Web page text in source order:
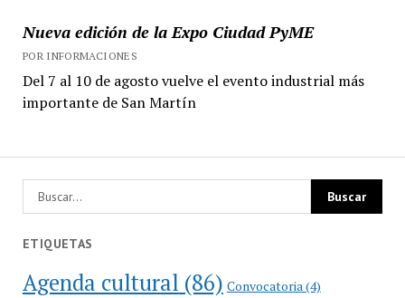
Nueva edición de la Expo Ciudad PyME
POR INFORMACIONES
Del 7 al 10 de agosto vuelve el evento industrial más
importante de San Martín
ETIQUETAS
Agenda cultural (86) Convocatoria (4)